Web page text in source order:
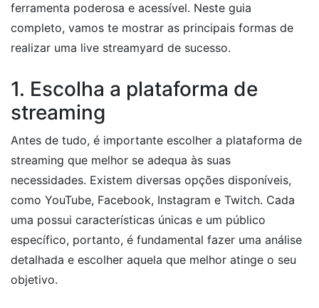
ferramenta poderosa e acessível. Neste guia
completo, vamos te mostrar as principais formas de
realizar uma live streamyard de sucesso.
1. Escolha a plataforma de
streaming
Antes de tudo, é importante escolher a plataforma de
streaming que melhor se adequa às suas
necessidades. Existem diversas opções disponíveis,
como YouTube, Facebook, Instagram e Twitch. Cada
uma possui características únicas e um público
específico, portanto, é fundamental fazer uma análise
detalhada e escolher aquela que melhor atinge o seu
objetivo.